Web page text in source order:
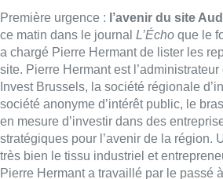
Hermant a rencontré la direction
David Leisterh la semaine dernière. Il
journalL’Échoavoir d’ores et déjà pris
Européenne d’Investissement. Pour
Audi qui a la main sur l’avenir du site,
prendre le relais au cas où il ne se
d’Audi.
Cette désignation est donc plutôt une
que les décideurs bruxellois se